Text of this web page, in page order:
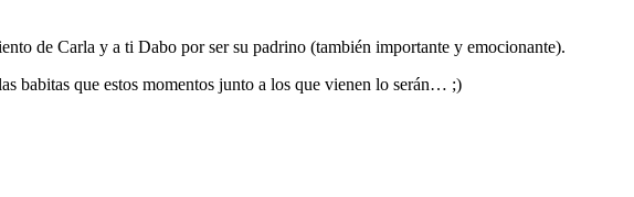
de Carla y a ti Dabo por ser su padrino (también importante y emocionante).
babitas que estos momentos junto a los que vienen lo serán… ;)